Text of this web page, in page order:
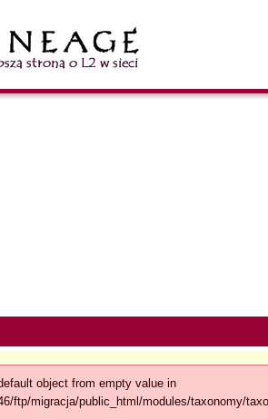
object from empty value in
ftp/migracja/public_html/modules/taxonomy/